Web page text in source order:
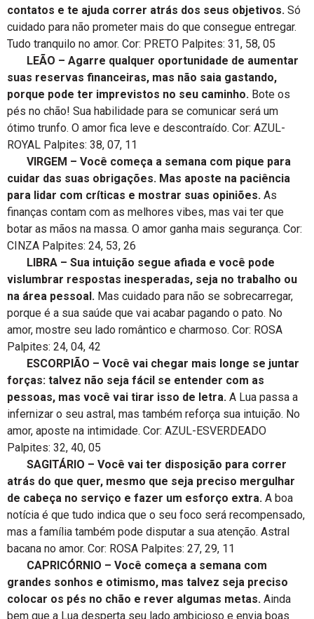
contatos e te ajuda correr atrás dos seus objetivos. Só
cuidado para não prometer mais do que consegue entregar.
Tudo tranquilo no amor. Cor: PRETO Palpites: 31, 58, 05
LEÃO – Agarre qualquer oportunidade de aumentar
suas reservas financeiras, mas não saia gastando,
porque pode ter imprevistos no seu caminho. Bote os
pés no chão! Sua habilidade para se comunicar será um
ótimo trunfo. O amor fica leve e descontraído. Cor: AZUL-
ROYAL Palpites: 38, 07, 11
VIRGEM – Você começa a semana com pique para
cuidar das suas obrigações. Mas aposte na paciência
para lidar com críticas e mostrar suas opiniões. As
finanças contam com as melhores vibes, mas vai ter que
botar as mãos na massa. O amor ganha mais segurança. Cor:
CINZA Palpites: 24, 53, 26
LIBRA – Sua intuição segue afiada e você pode
vislumbrar respostas inesperadas, seja no trabalho ou
na área pessoal. Mas cuidado para não se sobrecarregar,
porque é a sua saúde que vai acabar pagando o pato. No
amor, mostre seu lado romântico e charmoso. Cor: ROSA
Palpites: 24, 04, 42
ESCORPIÃO – Você vai chegar mais longe se juntar
forças: talvez não seja fácil se entender com as
pessoas, mas você vai tirar isso de letra. A Lua passa a
infernizar o seu astral, mas também reforça sua intuição. No
amor, aposte na intimidade. Cor: AZUL-ESVERDEADO
Palpites: 32, 40, 05
SAGITÁRIO – Você vai ter disposição para correr
atrás do que quer, mesmo que seja preciso mergulhar
de cabeça no serviço e fazer um esforço extra. A boa
notícia é que tudo indica que o seu foco será recompensado,
mas a família também pode disputar a sua atenção. Astral
bacana no amor. Cor: ROSA Palpites: 27, 29, 11
CAPRICÓRNIO – Você começa a semana com
grandes sonhos e otimismo, mas talvez seja preciso
colocar os pés no chão e rever algumas metas. Ainda
bem que a Lua desperta seu lado ambicioso e envia boas